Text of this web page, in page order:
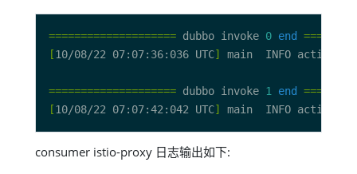
==================== dubbo invoke 0 end
[10/08/22 07:07:36:036 UTC] main  INFO
==================== dubbo invoke 1 end
[10/08/22 07:07:42:042 UTC] main  INFO
consumer istio-proxy 日志输出如下: